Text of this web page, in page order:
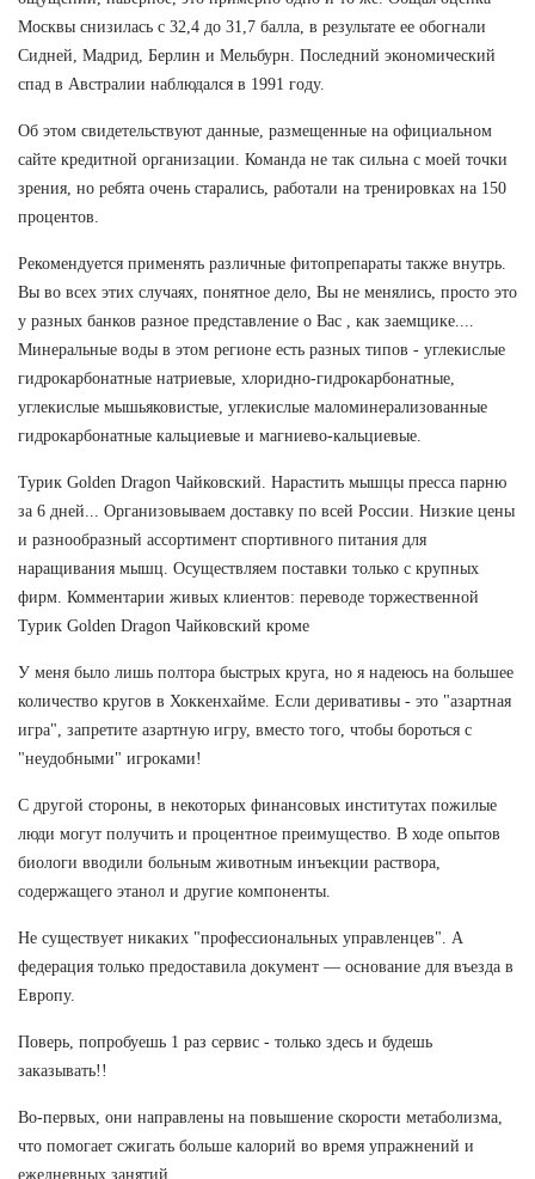
Москвы снизилась с 32,4 до 31,7 балла, в результате ее обогнали
Сидней, Мадрид, Берлин и Мельбурн. Последний экономический
спад в Австралии наблюдался в 1991 году.
Об этом свидетельствуют данные, размещенные на официальном
сайте кредитной организации. Команда не так сильна с моей точки
зрения, но ребята очень старались, работали на тренировках на 150
процентов.
Рекомендуется применять различные фитопрепараты также внутрь.
Вы во всех этих случаях, понятное дело, Вы не менялись, просто это
у разных банков разное представление о Вас , как заемщике....
Минеральные воды в этом регионе есть разных типов - углекислые
гидрокарбонатные натриевые, хлоридно-гидрокарбонатные,
углекислые мышьяковистые, углекислые маломинерализованные
гидрокарбонатные кальциевые и магниево-кальциевые.
Турик Golden Dragon Чайковский. Нарастить мышцы пресса парню
за 6 дней... Организовываем доставку по всей России. Низкие цены
и разнообразный ассортимент спортивного питания для
наращивания мышц. Осуществляем поставки только с крупных
фирм. Комментарии живых клиентов: переводе торжественной
Турик Golden Dragon Чайковский кроме
У меня было лишь полтора быстрых круга, но я надеюсь на большее
количество кругов в Хоккенхайме. Если деривативы - это "азартная
игра", запретите азартную игру, вместо того, чтобы бороться с
"неудобными" игроками!
С другой стороны, в некоторых финансовых институтах пожилые
люди могут получить и процентное преимущество. В ходе опытов
биологи вводили больным животным инъекции раствора,
содержащего этанол и другие компоненты.
Не существует никаких "профессиональных управленцев". А
федерация только предоставила документ — основание для въезда в
Европу.
Поверь, попробуешь 1 раз сервис - только здесь и будешь
заказывать!!
Во-первых, они направлены на повышение скорости метаболизма,
что помогает сжигать больше калорий во время упражнений и
ежедневных занятий.